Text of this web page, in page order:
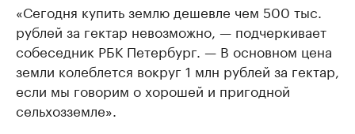
«Сегодня купить землю дешевле чем 500 тыс.
рублей за гектар невозможно, — подчеркивает
собеседник РБК Петербург. — В основном цена
земли колеблется вокруг 1 млн рублей за гектар,
если мы говорим о хорошей и пригодной
сельхозземле».